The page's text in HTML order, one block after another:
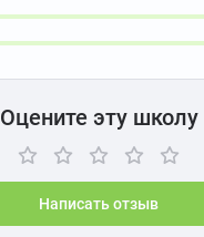
Оцените эту школу
Написать отзыв